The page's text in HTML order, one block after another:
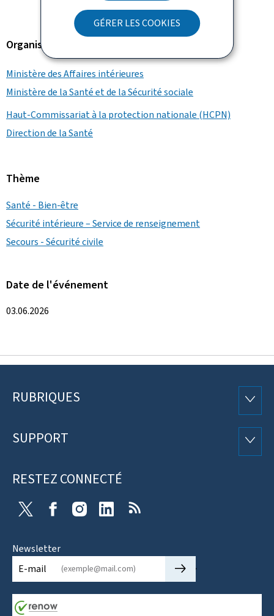
GÉRER LES COOKIES
Organisation
Ministère des Affaires intérieures
Ministère de la Santé et de la Sécurité sociale
Haut-Commissariat à la protection nationale (HCPN)
Direction de la Santé
Thème
Santé - Bien-être
Sécurité intérieure – Service de renseignement
Secours - Sécurité civile
Date de l'événement
03.06.2026
Pied
page
RUBRIQUES
SUPPORT
RESTEZ CONNECTÉ
FacebookInstagramLinkedin
Newsletter
E-mail
🡒